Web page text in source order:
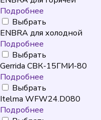
Подробнее
Выбрать
ENBRA для холодной
Подробнее
Выбрать
Gerrida СВК-15ГМИ-80
Подробнее
Выбрать
Itelma WFW24.D080
Подробнее